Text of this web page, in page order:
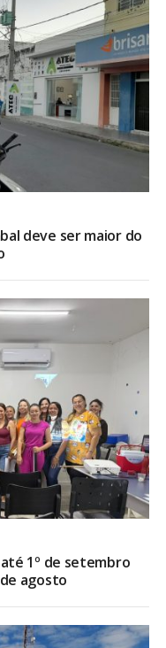
deve ser maior do
1º de setembro
agosto